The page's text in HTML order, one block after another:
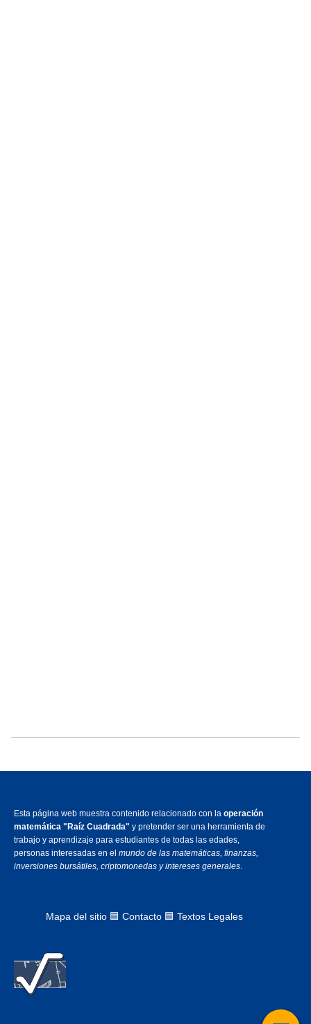
Esta página web muestra contenido relacionado con la operación
matemática "Raíz Cuadrada" y pretender ser una herramienta de
trabajo y aprendizaje para estudiantes de todas las edades,
personas interesadas en el mundo de las matemáticas, finanzas,
inversiones bursátiles, criptomonedas y intereses generales.
Mapa del sitio 🟦 Contacto 🟦 Textos Legales